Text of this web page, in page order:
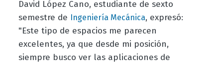
David López Cano, estudiante de sexto
semestre de Ingeniería Mecánica, expresó:
"Este tipo de espacios me parecen
excelentes, ya que desde mi posición,
siempre busco ver las aplicaciones de